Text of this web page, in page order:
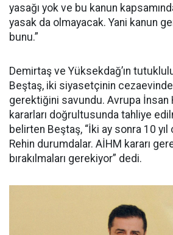
yasağı yok ve bu kanun
yasak da olmayacak. Yani kanun
bunu.”
Demirtaş ve Yüksekdağ’ın
Beştaş, iki siyasetçinin
gerektiğini savundu. Avrupa İnsan
kararları doğrultusunda tahliye
belirten Beştaş, “İki ay sonra 10
Rehin durumdalar. AİHM kararı
bırakılmaları gerekiyor” dedi.